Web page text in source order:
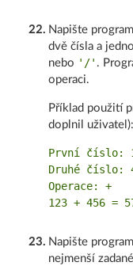
22. Napište
dvě čísla a
nebo '/' .
operaci.
Příklad použití
doplnil uživatel):
První číslo:
Druhé číslo:
Operace: +
23. Napište
nejmenší